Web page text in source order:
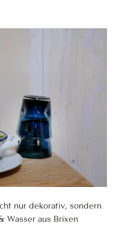
nur dekorativ, sondern
Wasser aus Brixen